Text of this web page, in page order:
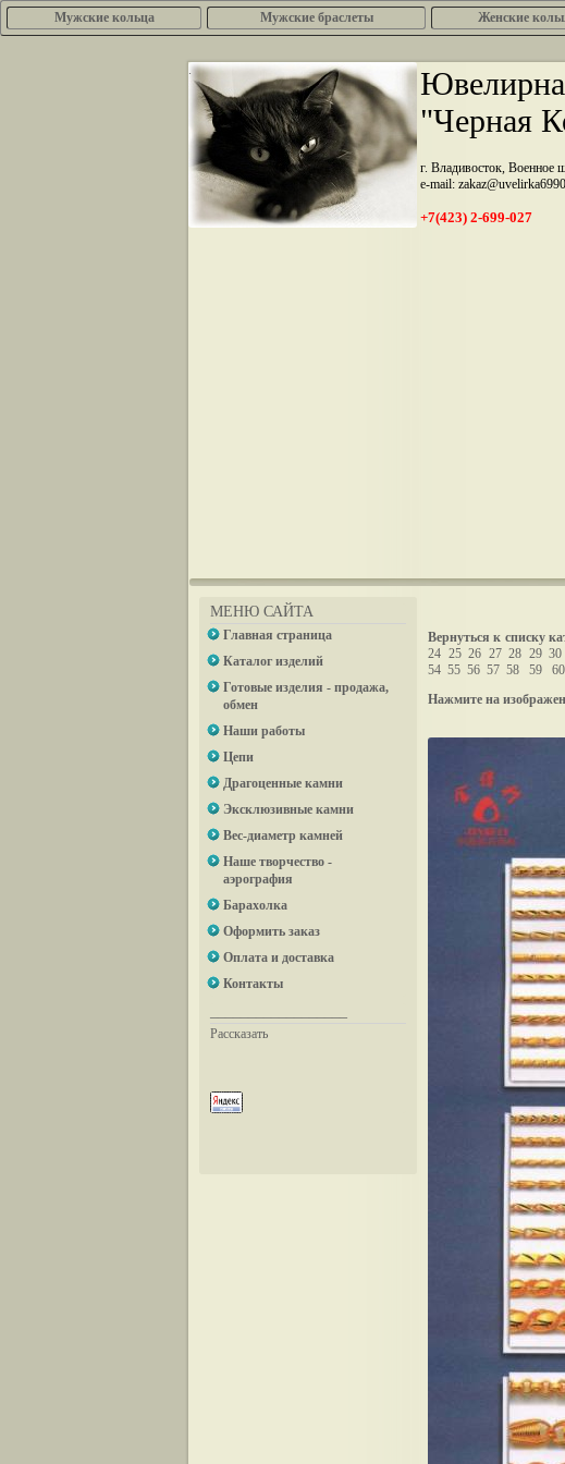
Мужские кольца Мужские браслеты Женcкие
.
"Черная
г. Владивосток, Военное
e-mail:
+7(423) 2-699-027
МЕНЮ САЙТА
Главная страница
Каталог изделий
Готовые изделия - продажа,
обмен
Наши работы
Цепи
Драгоценные камни
Эксклюзивные камни
Вес-диаметр камней
Наше творчество -
аэрография
Барахолка
Оформить заказ
Оплата и доставка
Контакты
Рассказать
Вернуться к списку
24 25 26 27 28 29 30
54 55 56 57 58 59 60
Нажмите на